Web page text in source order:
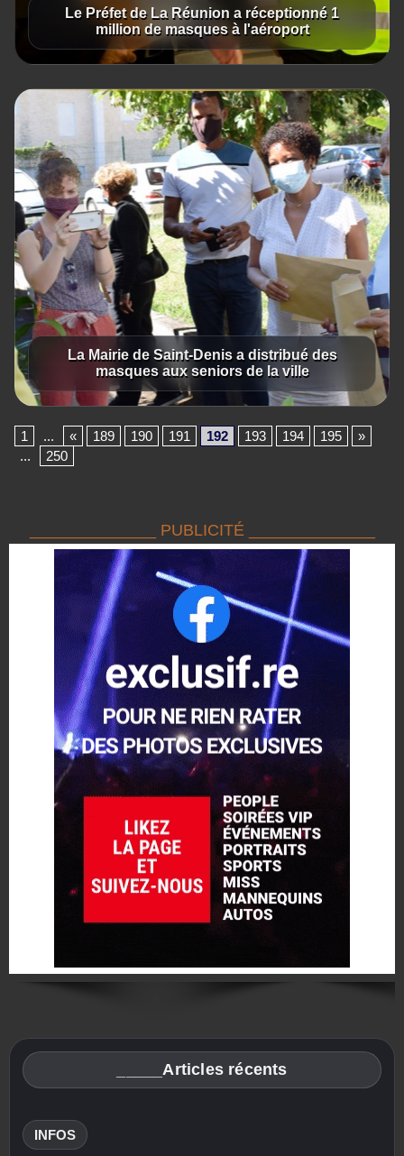
Le Préfet de La Réunion a réceptionné 1
million de masques à l'aéroport
La Mairie de Saint-Denis a distribué des
masques aux seniors de la ville
1 ... « 189 190 191 192 193 194 195
»
...
250
______________ PUBLICITÉ ______________
_____Articles récents
INFOS